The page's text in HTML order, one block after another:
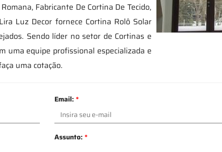
Fabricante De Cortina De Tecido,
Luz Decor fornece Cortina Rolô Solar
Sendo líder no setor de Cortinas e
uma equipe profissional especializada e
uma cotação.
Email:*
Assunto:*